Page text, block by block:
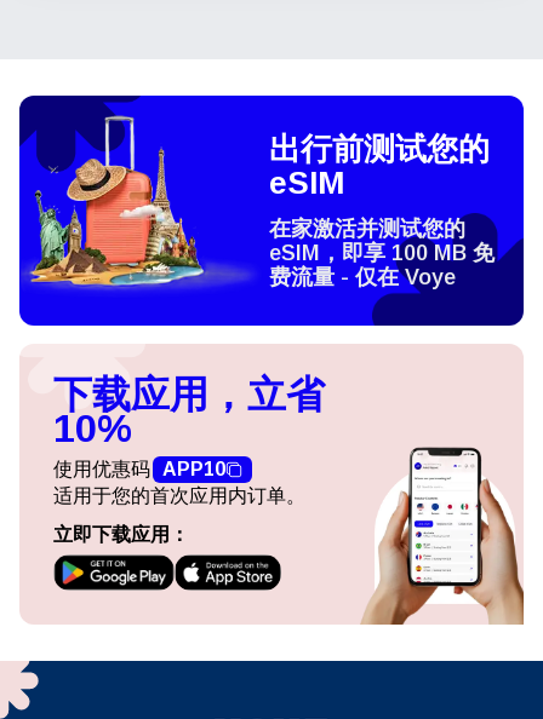
出行前测试您的
eSIM
在家激活并测试您的
eSIM，即享 100 MB 免
费流量 - 仅在 Voye
下载应用，立省
10%
使用优惠码 APP10
适用于您的首次应用内订单。
立即下载应用：